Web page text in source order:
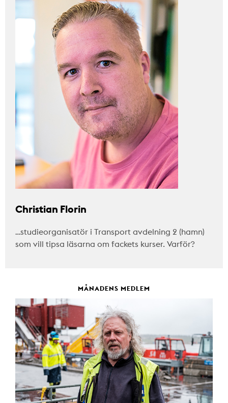
Christian Florin
…studieorganisatör i Transport avdelning 2 (hamn)
som vill tipsa läsarna om fackets kurser. Varför?
MÅNADENS MEDLEM